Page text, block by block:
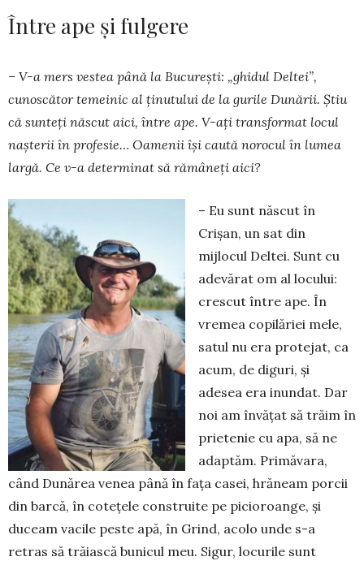
Între ape și fulgere
– V-a mers vestea până la București: „ghidul Del­tei”,
cunoscător temeinic al ținutului de la gurile Dunării. Știu
că sunteți născut aici, între ape. V-ați transformat locul
nașterii în profesie… Oamenii își caută norocul în lumea
largă. Ce v-a determinat să rămâneți aici?
– Eu sunt născut în
Crișan, un sat din
mijlocul Deltei. Sunt cu
adevărat om al locului:
crescut între ape. În
vremea copilăriei mele,
satul nu era protejat, ca
acum, de diguri, și
adesea era inundat. Dar
noi am învățat să trăim în
prietenie cu apa, să ne
adap­tăm. Primăvara,
când Dunărea venea până în fața casei, hrăneam porcii
din barcă, în cotețele cons­truite pe picioroange, și
duceam vacile peste apă, în Grind, acolo unde s-a
retras să trăiască bunicul meu. Si­gur, locurile sunt